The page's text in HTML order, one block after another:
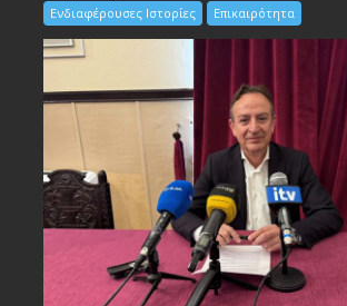
Ενδιαφέρουσες Ιστορίες Επικαιρότητα